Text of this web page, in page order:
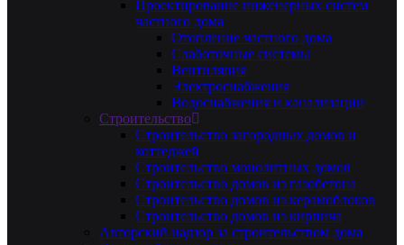
Проектирование инженерных систем
частного дома
Отопление частного дома
Слаботочные системы
Вентиляция
Электроснабжения
Водоснабжения и канализации
Строительство
Строительство загородных домов и
коттеджей
Строительство монолитных домов
Строительство домов из газобетона
Строительство домов из керамоблоков
Строительство домов из кирпича
Авторский надзор за строительством дома